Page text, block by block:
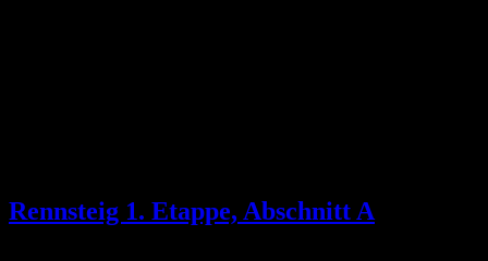
Rennsteig 1. Etappe, Abschnitt A